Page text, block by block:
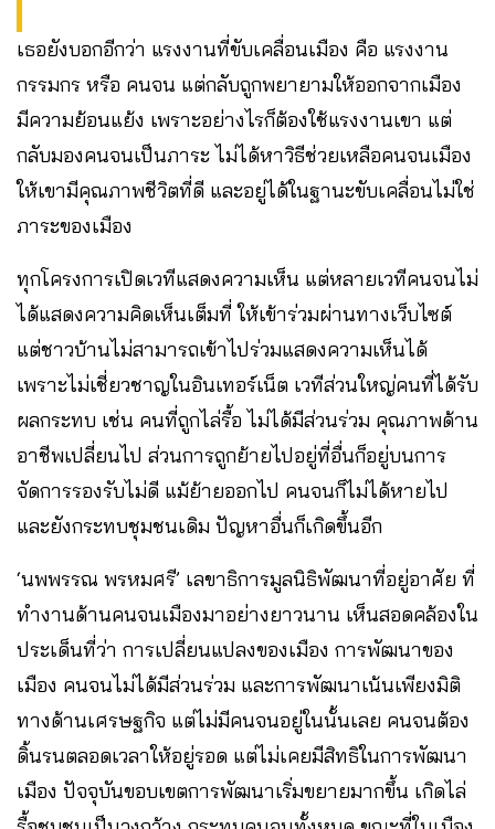
เธอยังบอกอีกว่า แรงงานที่ขับเคลื่อนเมือง คือ แรงงาน
กรรมกร หรือ คนจน แต่กลับถูกพยายามให้ออกจากเมือง
มีความย้อนแย้ง เพราะอย่างไรก็ต้องใช้แรงงานเขา แต่
กลับมองคนจนเป็นภาระ ไม่ได้หาวิธีช่วยเหลือคนจนเมือง
ให้เขามีคุณภาพชีวิตที่ดี และอยู่ได้ในฐานะขับเคลื่อนไม่ใช่
ภาระของเมือง
ทุกโครงการเปิดเวทีแสดงความเห็น แต่หลายเวทีคนจนไม่
ได้แสดงความคิดเห็นเต็มที่ ให้เข้าร่วมผ่านทางเว็บไซต์
แต่ชาวบ้านไม่สามารถเข้าไปร่วมแสดงความเห็นได้
เพราะไม่เชี่ยวชาญในอินเทอร์เน็ต เวทีส่วนใหญ่คนที่ได้รับ
ผลกระทบ เช่น คนที่ถูกไล่รื้อ ไม่ได้มีส่วนร่วม คุณภาพด้าน
อาชีพเปลี่ยนไป ส่วนการถูกย้ายไปอยู่ที่อื่นก็อยู่บนการ
จัดการรองรับไม่ดี แม้ย้ายออกไป คนจนก็ไม่ได้หายไป
และยังกระทบชุมชนเดิม ปัญหาอื่นก็เกิดขึ้นอีก
‘นพพรรณ พรหมศรี’ เลขาธิการมูลนิธิพัฒนาที่อยู่อาศัย ที่
ทำงานด้านคนจนเมืองมาอย่างยาวนาน เห็นสอดคล้องใน
ประเด็นที่ว่า การเปลี่ยนแปลงของเมือง การพัฒนาของ
เมือง คนจนไม่ได้มีส่วนร่วม และการพัฒนาเน้นเพียงมิติ
ทางด้านเศรษฐกิจ แต่ไม่มีคนจนอยู่ในนั้นเลย คนจนต้อง
ดิ้นรนตลอดเวลาให้อยู่รอด แต่ไม่เคยมีสิทธิในการพัฒนา
เมือง ปัจจุบันขอบเขตการพัฒนาเริ่มขยายมากขึ้น เกิดไล่